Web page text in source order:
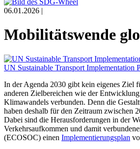
06.01.2026 |
Mobilitätswende
UN Sustainable Transport Implementation
In der Agenda 2030 gibt kein eigenes Ziel
anderen Zielbereichen wie der
Klimawandels verbunden. Denn die
haben deshalb für den Zeitraum zwischen
Dabei sind die Herausforderungen in der
Verkehrsaufkommen und damit
(ECOSOC) einen Implementierungsplan